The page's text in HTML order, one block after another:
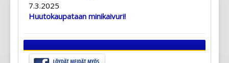
7.3.2025
Huutokaupataan minikaivuri!